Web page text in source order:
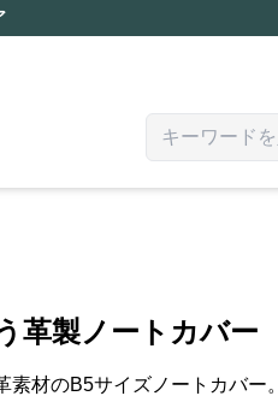
革製ノートカバー
素材のB5サイズノートカバー。